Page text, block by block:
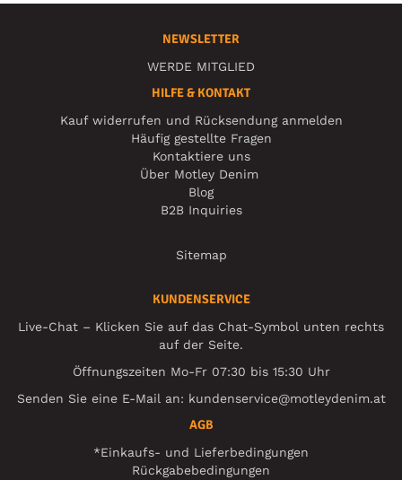
NEWSLETTER
WERDE MITGLIED
HILFE & KONTAKT
Kauf widerrufen und Rücksendung anmelden
Häufig gestellte Fragen
Kontaktiere uns
Über Motley Denim
Blog
B2B Inquiries
Sitemap
KUNDENSERVICE
Live-Chat – Klicken Sie auf das Chat-Symbol unten rechts
auf der Seite.
Öffnungszeiten Mo-Fr 07:30 bis 15:30 Uhr
Senden Sie eine E-Mail an: kundenservice@motleydenim.at
AGB
*Einkaufs- und Lieferbedingungen
Rückgabebedingungen